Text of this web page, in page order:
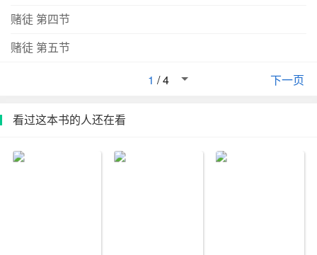
睛。——摘自内文与其凡事看得一清二楚，稍微眼花一些
谙世情，有点随便又不至于太随便。本性贪吃嗜甜又挑
跟斗——深夜中竟有杀手闯入大杂院；妖冶的风尘女成为
耍得团团转；一个不注意，杂院竟然人去楼空！？这下可
何攀越人生第一个大瓶颈？糊涂度日的捕快井筒平四郎；
赌徒 第四节
赌徒 第五节
下一页
1 /4
看过这本书的人还在看